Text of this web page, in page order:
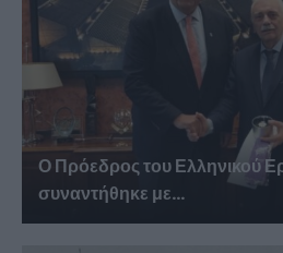
Ο Πρόεδρος του Ελληνικού
συναντήθηκε με...